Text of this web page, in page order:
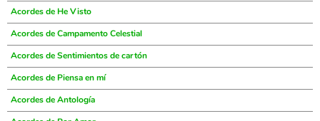
Acordes de He Visto
Acordes de Campamento Celestial
Acordes de Sentimientos de cartón
Acordes de Piensa en mí
Acordes de Antología